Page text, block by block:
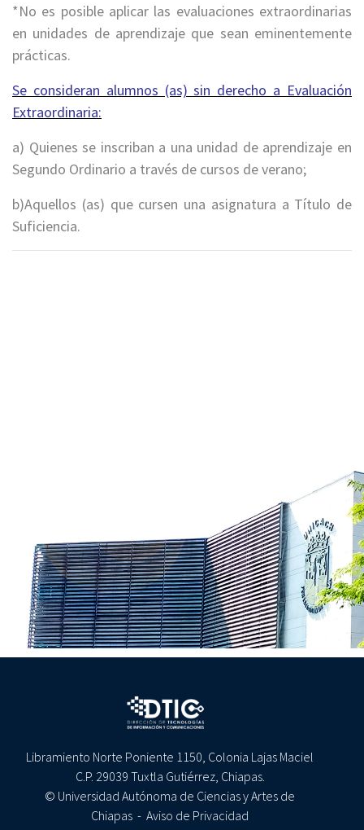
*No es posible aplicar las evaluaciones extraordinarias
en unidades de aprendizaje que sean eminentemente
prácticas.
Se consideran alumnos (as) sin derecho a Evaluación
Extraordinaria:
a) Quienes se inscriban a una unidad de aprendizaje en
Segundo Ordinario a través de cursos de verano;
b)Aquellos (as) que cursen una asignatura a Título de
Suficiencia.
Libramiento Norte Poniente 1150, Colonia Lajas Maciel
C.P. 29039 Tuxtla Gutiérrez, Chiapas.
© Universidad Autónoma de Ciencias y Artes de
Chiapas - Aviso de Privacidad